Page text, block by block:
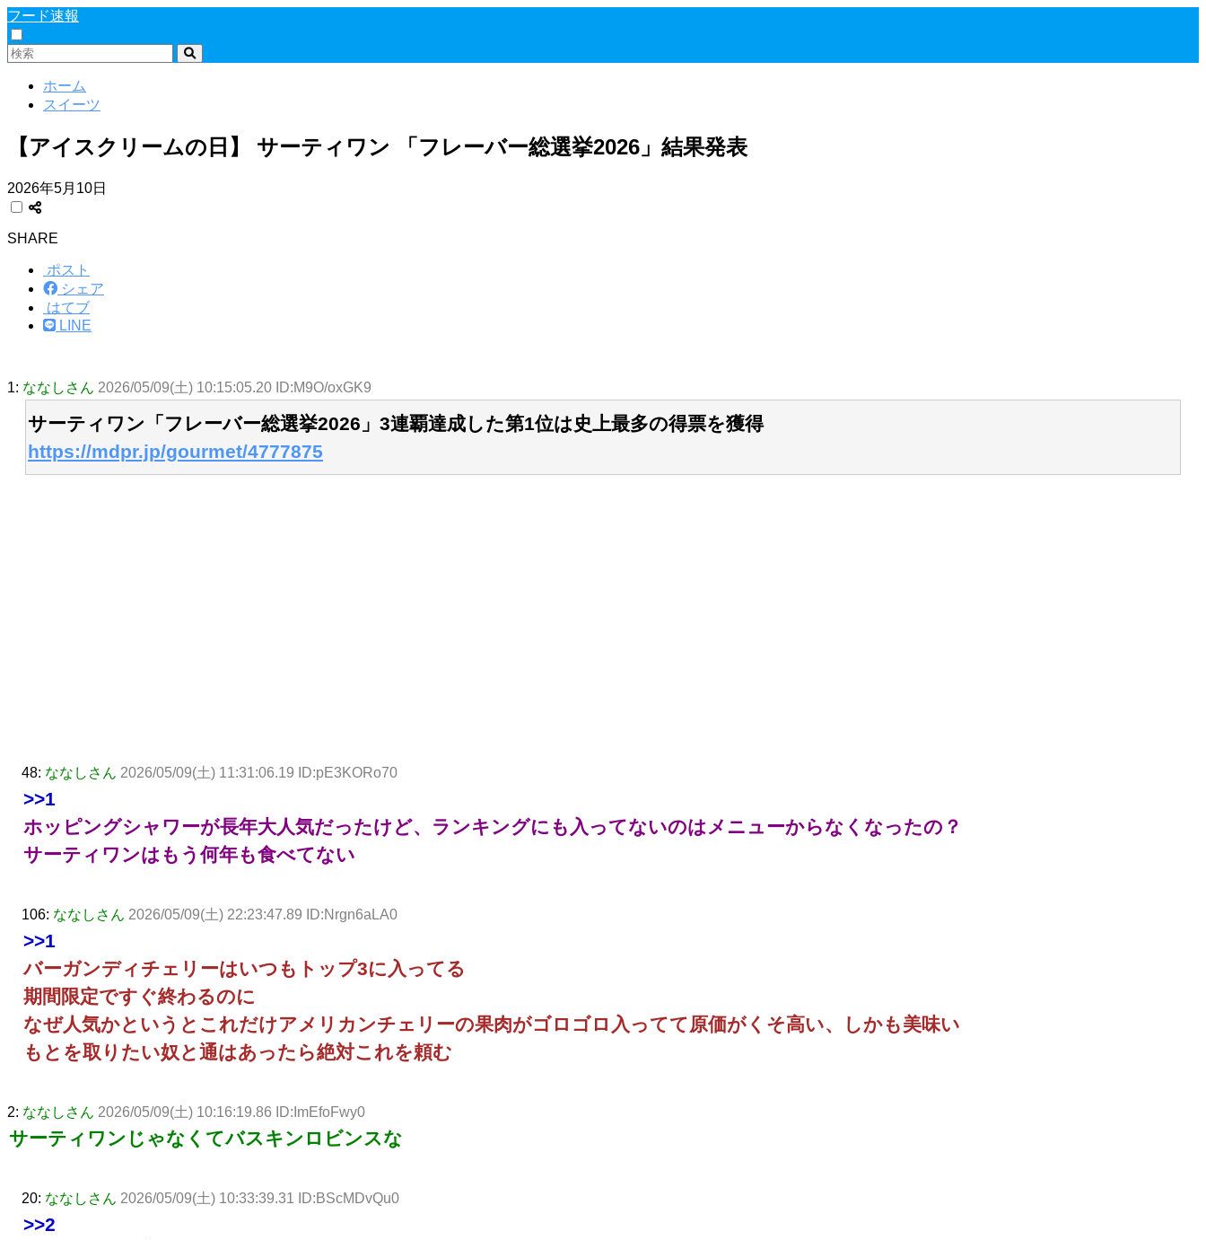
フード速報
ホーム
スイーツ
【アイスクリームの日】 サーティワン 「フレーバー総選挙2026」結果発表
2026年5月10日
SHARE
ポスト
シェア
はてブ
LINE
1: ななしさん 2026/05/09(土) 10:15:05.20 ID:M9O/oxGK9
サーティワン「フレーバー総選挙2026」3連覇達成した第1位は史上最多の得票を獲得
https://mdpr.jp/gourmet/4777875
48: ななしさん 2026/05/09(土) 11:31:06.19 ID:pE3KORo70
>>1
ホッピングシャワーが長年大人気だったけど、ランキングにも入ってないのはメニューからなくなったの？
サーティワンはもう何年も食べてない
106: ななしさん 2026/05/09(土) 22:23:47.89 ID:Nrgn6aLA0
>>1
バーガンディチェリーはいつもトップ3に入ってる
期間限定ですぐ終わるのに
なぜ人気かというとこれだけアメリカンチェリーの果肉がゴロゴロ入ってて原価がくそ高い、しかも美味い
もとを取りたい奴と通はあったら絶対これを頼む
2: ななしさん 2026/05/09(土) 10:16:19.86 ID:ImEfoFwy0
サーティワンじゃなくてバスキンロビンスな
20: ななしさん 2026/05/09(土) 10:33:39.31 ID:BScMDvQu0
>>2